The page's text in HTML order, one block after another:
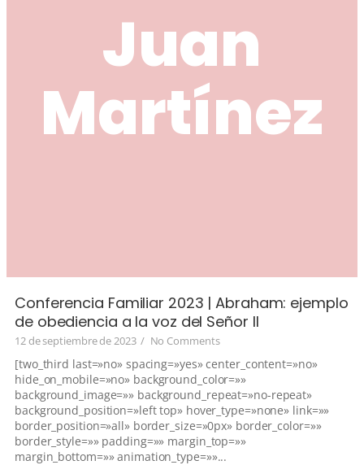
Juan
Martínez
Conferencia Familiar 2023 | Abraham: ejemplo
de obediencia a la voz del Señor II
12 de septiembre de 2023 / No Comments
[two_third last=»no» spacing=»yes» center_content=»no»
hide_on_mobile=»no» background_color=»»
background_image=»» background_repeat=»no-repeat»
background_position=»left top» hover_type=»none» link=»»
border_position=»all» border_size=»0px» border_color=»»
border_style=»» padding=»» margin_top=»»
margin_bottom=»» animation_type=»»...